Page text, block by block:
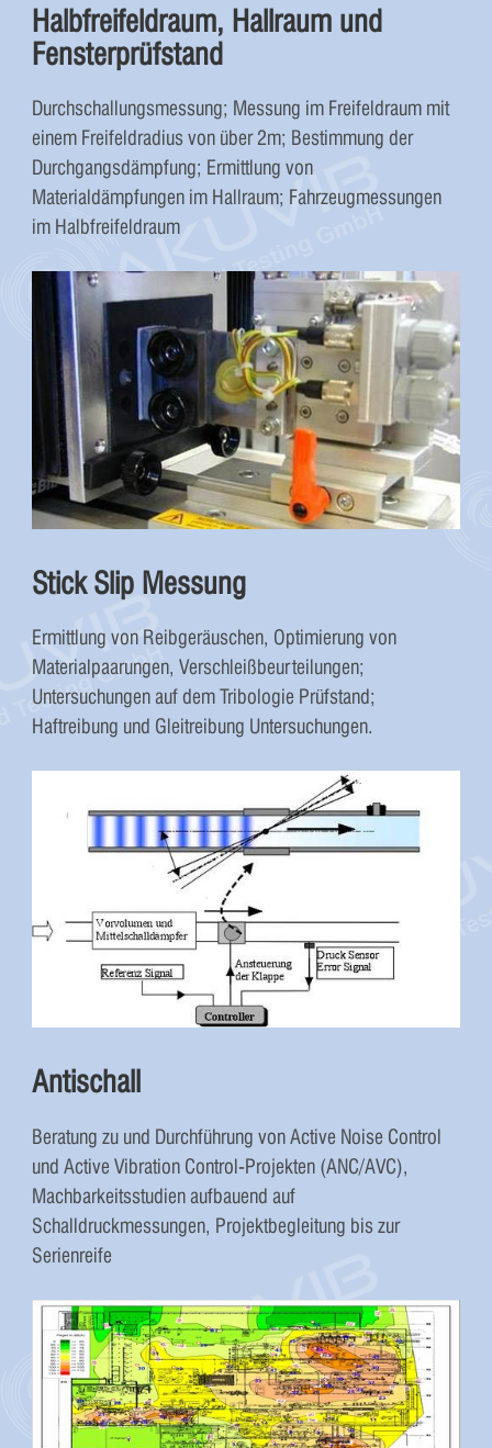
Halbfreifeldraum, Hallraum und
Fensterprüfstand
Durchschallungsmessung; Messung im Freifeldraum mit
einem Freifeldradius von über 2m; Bestimmung der
Durchgangsdämpfung; Ermittlung von
Materialdämpfungen im Hallraum; Fahrzeugmessungen
im Halbfreifeldraum
Stick Slip Messung
Ermittlung von Reibgeräuschen, Optimierung von
Materialpaarungen, Verschleißbeurteilungen;
Untersuchungen auf dem Tribologie Prüfstand;
Haftreibung und Gleitreibung Untersuchungen.
Antischall
Beratung zu und Durchführung von Active Noise Control
und Active Vibration Control-Projekten (ANC/AVC),
Machbarkeitsstudien aufbauend auf
Schalldruckmessungen, Projektbegleitung bis zur
Serienreife